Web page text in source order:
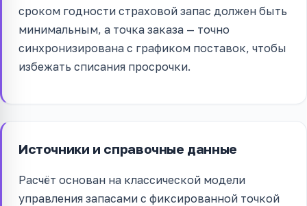
сроком годности страховой запас должен быть
минимальным, а точка заказа — точно
синхронизирована с графиком поставок, чтобы
избежать списания просрочки.
Источники и справочные данные
Расчёт основан на классической модели
управления запасами с фиксированной точкой